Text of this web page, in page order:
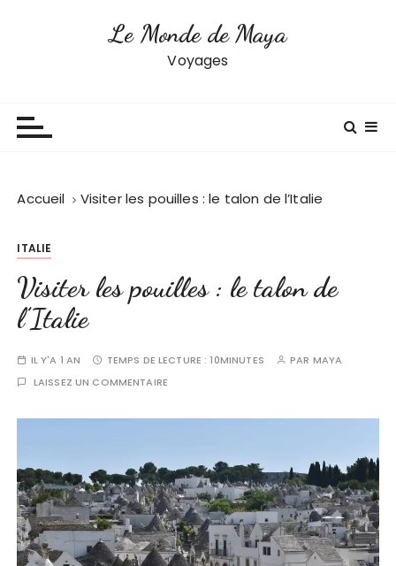
Le Monde de Maya
Voyages
Accueil Visiter les pouilles : le talon de l’Italie
ITALIE
Visiter les pouilles : le talon de
l’Italie
IL Y'A 1 AN TEMPS DE LECTURE :10MINUTES PAR MAYA
LAISSEZ UN COMMENTAIRE